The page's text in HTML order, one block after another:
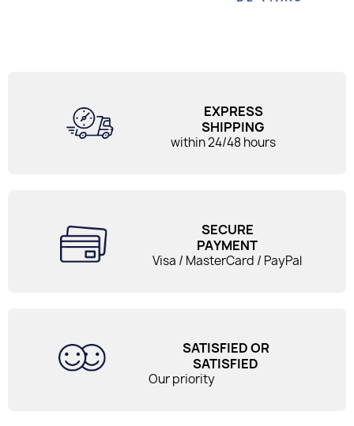
EXPRESS
SHIPPING
within 24/48 hours
SECURE
PAYMENT
Visa / MasterCard / PayPal
SATISFIED OR
SATISFIED
Our priority